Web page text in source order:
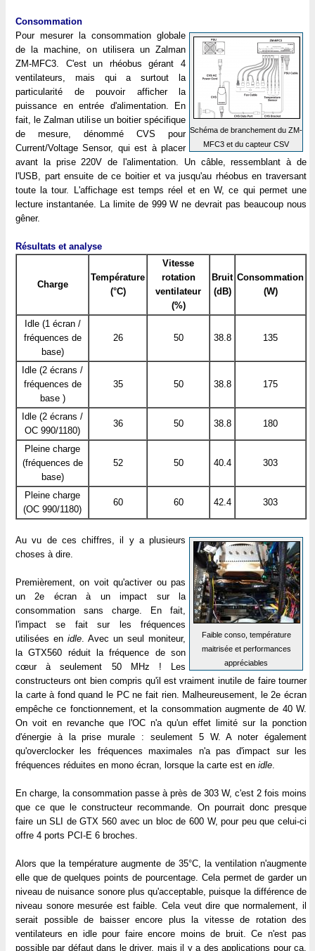
Consommation
Schéma de branchement du ZM-
MFC3 et du capteur CSV
Pour mesurer la consommation globale
de la machine, on utilisera un Zalman
ZM-MFC3. C'est un rhéobus gérant 4
ventilateurs, mais qui a surtout la
particularité de pouvoir afficher la
puissance en entrée d'alimentation. En
fait, le Zalman utilise un boitier spécifique
de mesure, dénommé CVS pour
Current/Voltage Sensor, qui est à placer
avant la prise 220V de l'alimentation. Un câble, ressemblant à de
l'USB, part ensuite de ce boitier et va jusqu'au rhéobus en traversant
toute la tour. L'affichage est temps réel et en W, ce qui permet une
lecture instantanée. La limite de 999 W ne devrait pas beaucoup nous
gêner.
Résultats et analyse
Charge
Température
(°C)
Vitesse
rotation
ventilateur
(%)
Bruit
(dB)
Consommation
(W)
Idle (1 écran /
fréquences de
base)
26 50 38.8 135
Idle (2 écrans /
fréquences de
base )
35 50 38.8 175
Idle (2 écrans /
OC 990/1180)
36 50 38.8 180
Pleine charge
(fréquences de
base)
52 50 40.4 303
Pleine charge
(OC 990/1180)
60 60 42.4 303
Faible conso, température
maitrisée et performances
appréciables
Au vu de ces chiffres, il y a plusieurs
choses à dire.
Premièrement, on voit qu'activer ou pas
un 2e écran à un impact sur la
consommation sans charge. En fait,
l'impact se fait sur les fréquences
utilisées en idle. Avec un seul moniteur,
la GTX560 réduit la fréquence de son
cœur à seulement 50 MHz ! Les
constructeurs ont bien compris qu'il est vraiment inutile de faire tourner
la carte à fond quand le PC ne fait rien. Malheureusement, le 2e écran
empêche ce fonctionnement, et la consommation augmente de 40 W.
On voit en revanche que l'OC n'a qu'un effet limité sur la ponction
d'énergie à la prise murale : seulement 5 W. A noter également
qu'overclocker les fréquences maximales n'a pas d'impact sur les
fréquences réduites en mono écran, lorsque la carte est en idle.
En charge, la consommation passe à près de 303 W, c'est 2 fois moins
que ce que le constructeur recommande. On pourrait donc presque
faire un SLI de GTX 560 avec un bloc de 600 W, pour peu que celui-ci
offre 4 ports PCI-E 6 broches.
Alors que la température augmente de 35°C, la ventilation n'augmente
elle que de quelques points de pourcentage. Cela permet de garder un
niveau de nuisance sonore plus qu'acceptable, puisque la différence de
niveau sonore mesurée est faible. Cela veut dire que normalement, il
serait possible de baisser encore plus la vitesse de rotation des
ventilateurs en idle pour faire encore moins de bruit. Ce n'est pas
possible par défaut dans le driver, mais il y a des applications pour ça,